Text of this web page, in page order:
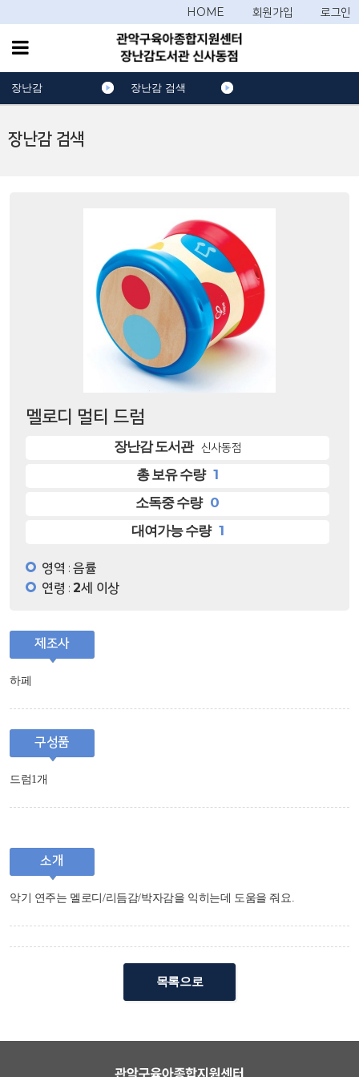
HOME 회원가입 로그인
장난감 검색
장난감 장난감 검색
멜로디 멀티 드럼
장난감 도서관 신사동점
총 보유 수량 1
소독중 수량 0
대여가능 수량 1
영역 :음률
연령 :2세 이상
제조사
하페
구성품
드럼1개
소개
악기 연주는 멜로디/리듬감/박자감을 익히는데 도움을 줘요.
목록으로